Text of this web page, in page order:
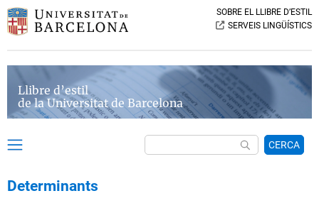
SOBRE EL LLIBRE D’ESTIL
SERVEIS LINGÜÍSTICS
Llibre d’estil
de la Universitat de Barcelona
CERCA
Determinants